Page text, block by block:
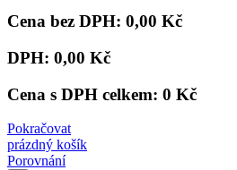
Cena bez DPH: 0,00 Kč
DPH: 0,00 Kč
Cena s DPH celkem: 0 Kč
Pokračovat
prázdný košík
Porovnání